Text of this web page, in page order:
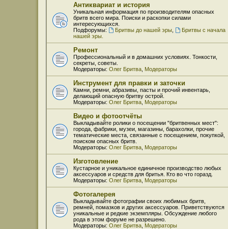
Антиквариат и история
Уникальная информация по производителям опасных
бритв всего мира. Поиски и раскопки силами
интересующихся.
Подфорумы:
Бритвы до нашей эры,
Бритвы с начала
нашей эры.
Ремонт
Профессиональный и в домашних условиях. Тонкости,
секреты, советы.
Модераторы: Олег Бритва Модераторы
Инструмент для правки и заточки
Камни, ремни, абразивы, пасты и прочий инвентарь,
делающий опасную бритву острой.
Модераторы: Олег Бритва Модераторы
Видео и фотоотчёты
Выкладывайте ролики о посещении "бритвенных мест":
города, фабрики, музеи, магазины, барахолки, прочие
тематические места, связанные с посещением, покупкой,
поиском опасных бритв.
Модераторы: Олег Бритва Модераторы
Изготовление
Кустарное и уникальное единичное производство любых
аксессуаров и средств для бритья. Кто во что горазд.
Модераторы: Олег Бритва Модераторы
Фотогалерея
Выкладывайте фотографии своих любимых бритв,
ремней, помазков и других аксессуаров. Приветствуются
уникальные и редкие экземпляры. Обсуждение любого
рода в этом форуме не разрешено.
Модераторы: Олег Бритва Модераторы